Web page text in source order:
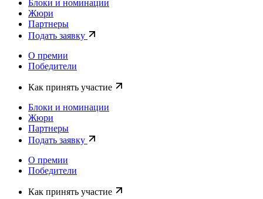
Блоки и номинации
Жюри
Партнеры
Подать заявку
О премии
Победители
Как принять участие
Блоки и номинации
Жюри
Партнеры
Подать заявку
О премии
Победители
Как принять участие